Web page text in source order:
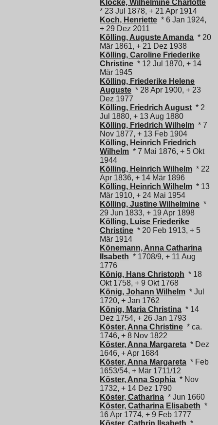
Klocke, Wilhelmine Charlotte
* 23 Jul 1878, + 21 Apr 1914
Koch, Henriette * 6 Jan 1924,
+ 29 Dez 2011
Kölling, Auguste Amanda * 20
Mär 1861, + 21 Dez 1938
Kölling, Caroline Friederike
Christine * 12 Jul 1870, + 14
Mär 1945
Kölling, Friederike Helene
Auguste * 28 Apr 1900, + 23
Dez 1977
Kölling, Friedrich August * 2
Jul 1880, + 13 Aug 1880
Kölling, Friedrich Wilhelm * 7
Nov 1877, + 13 Feb 1904
Kölling, Heinrich Friedrich
Wilhelm * 7 Mai 1876, + 5 Okt
1944
Kölling, Heinrich Wilhelm * 22
Apr 1836, + 14 Mär 1896
Kölling, Heinrich Wilhelm * 13
Mär 1910, + 24 Mai 1954
Kölling, Justine Wilhelmine *
29 Jun 1833, + 19 Apr 1898
Kölling, Luise Friederike
Christine * 20 Feb 1913, + 5
Mär 1914
Könemann, Anna Catharina
Ilsabeth * 1708/9, + 11 Aug
1776
König, Hans Christoph * 18
Okt 1758, + 9 Okt 1768
König, Johann Wilhelm * Jul
1720, + Jan 1762
König, Maria Christina * 14
Dez 1754, + 26 Jan 1793
Köster, Anna Christine * ca.
1746, + 8 Nov 1822
Köster, Anna Margareta * Dez
1646, + Apr 1684
Köster, Anna Margareta * Feb
1653/54, + Mär 1711/12
Köster, Anna Sophia * Nov
1732, + 14 Dez 1790
Köster, Catharina * Jun 1660
Köster, Catharina Elisabeth *
16 Apr 1774, + 9 Feb 1777
Köster, Cathrin Ilsabeth *